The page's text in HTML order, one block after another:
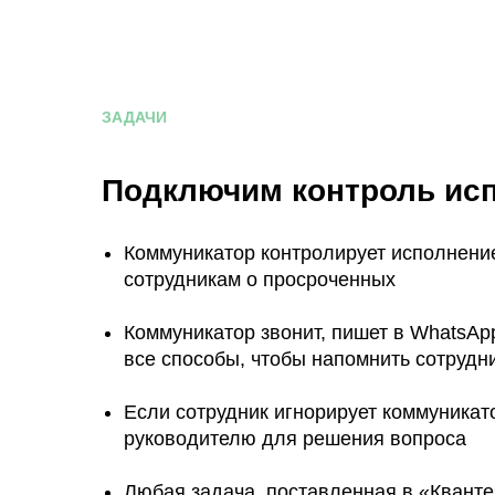
Подключим контроль
Коммуникатор контролирует
сотрудникам о просроченных
Коммуникатор звонит, пишет в
все способы, чтобы напомнить
Если сотрудник игнорирует
руководителю для решения вопроса
ЗАДАЧИ